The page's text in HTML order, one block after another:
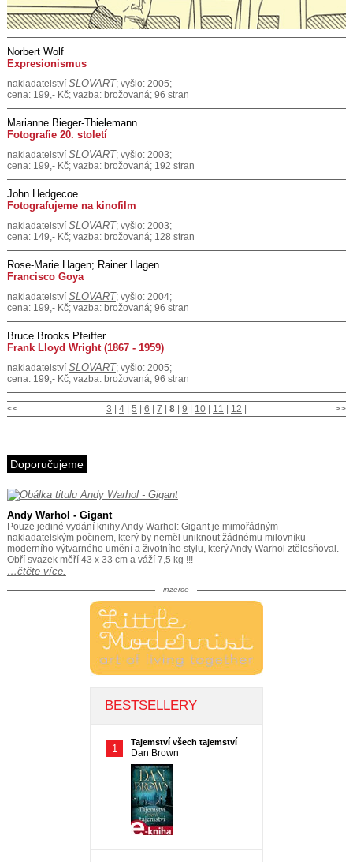
Norbert Wolf
Expresionismus
nakladatelství SLOVART; vyšlo: 2005;
cena: 199,- Kč; vazba: brožovaná; 96 stran
Marianne Bieger-Thielemann
Fotografie 20. století
nakladatelství SLOVART; vyšlo: 2003;
cena: 199,- Kč; vazba: brožovaná; 192 stran
John Hedgecoe
Fotografujeme na kinofilm
nakladatelství SLOVART; vyšlo: 2003;
cena: 149,- Kč; vazba: brožovaná; 128 stran
Rose-Marie Hagen; Rainer Hagen
Francisco Goya
nakladatelství SLOVART; vyšlo: 2004;
cena: 199,- Kč; vazba: brožovaná; 96 stran
Bruce Brooks Pfeiffer
Frank Lloyd Wright (1867 - 1959)
nakladatelství SLOVART; vyšlo: 2005;
cena: 199,- Kč; vazba: brožovaná; 96 stran
<< >>
3 4| 5 6 7 8| 9 10| 11 12
Doporučujeme
Andy Warhol - Gigant
Pouze jediné vydání knihy Andy Warhol: Gigant je mimořádným
nakladatelským počinem, který by neměl uniknout žádnému milovníku
moderního výtvarného umění a životního stylu, který Andy Warhol ztělesňoval.
Obří svazek měří 43 x 33 cm a váží 7,5 kg !!!
…čtěte více.
inzerce